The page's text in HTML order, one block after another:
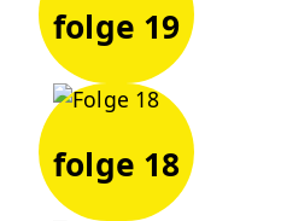
folge 19
folge 18